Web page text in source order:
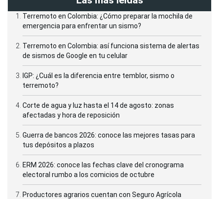
Terremoto en Colombia: ¿Cómo preparar la mochila de
emergencia para enfrentar un sismo?
Terremoto en Colombia: así funciona sistema de alertas
de sismos de Google en tu celular
IGP: ¿Cuál es la diferencia entre temblor, sismo o
terremoto?
Corte de agua y luz hasta el 14 de agosto: zonas
afectadas y hora de reposición
Guerra de bancos 2026: conoce las mejores tasas para
tus depósitos a plazos
ERM 2026: conoce las fechas clave del cronograma
electoral rumbo a los comicios de octubre
Productores agrarios cuentan con Seguro Agrícola